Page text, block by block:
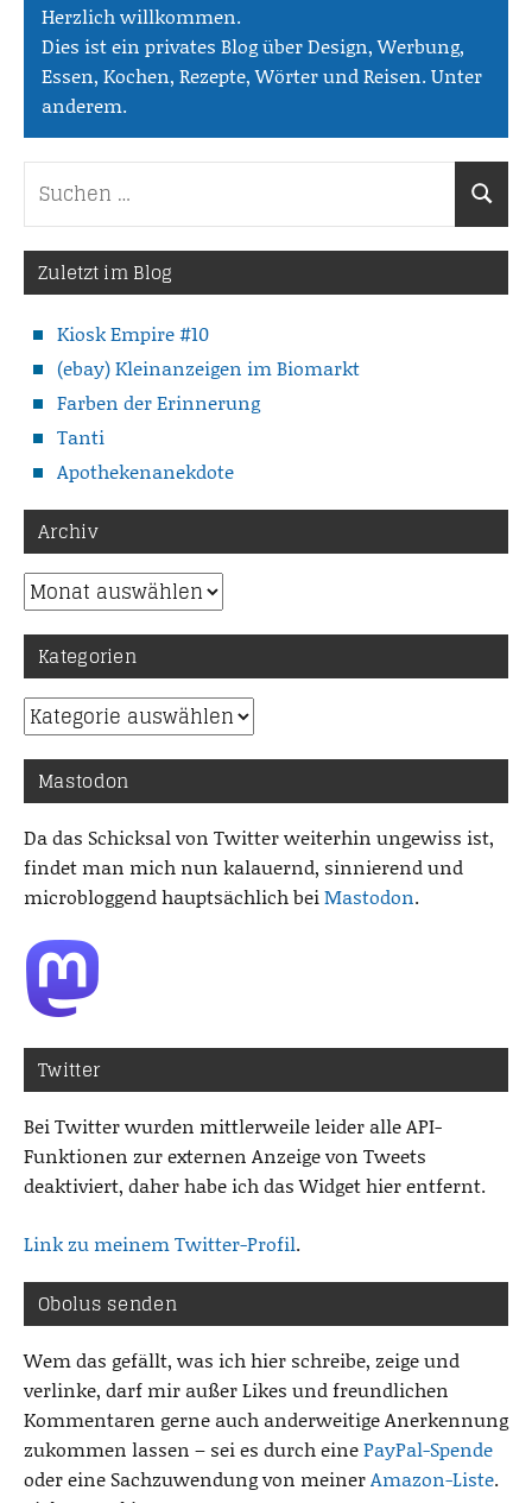
Herzlich willkommen.
Dies ist ein privates Blog über Design, Werbung,
Essen, Kochen, Rezepte, Wörter und Reisen. Unter
anderem.
Zuletzt im Blog
Kiosk Empire #10
(ebay) Kleinanzeigen im Biomarkt
Farben der Erinnerung
Tanti
Apothekenanekdote
Archiv
Archiv
Kategorien
Kategorien
Mastodon
Da das Schicksal von Twitter weiterhin ungewiss ist,
findet man mich nun kalauernd, sinnierend und
microbloggend hauptsächlich beiMastodon.
Twitter
Bei Twitter wurden mittlerweile leider alle API-
Funktionen zur externen Anzeige von Tweets
deaktiviert, daher habe ich das Widget hier entfernt.
Link zu meinem Twitter-Profil.
Obolus senden
Wem das gefällt, was ich hier schreibe, zeige und
verlinke, darf mir außer Likes und freundlichen
Kommentaren gerne auch anderweitige Anerkennung
zukommen lassen – sei es durch einePayPal-Spende
oder eine Sachzuwendung von meinerAmazon-Liste.